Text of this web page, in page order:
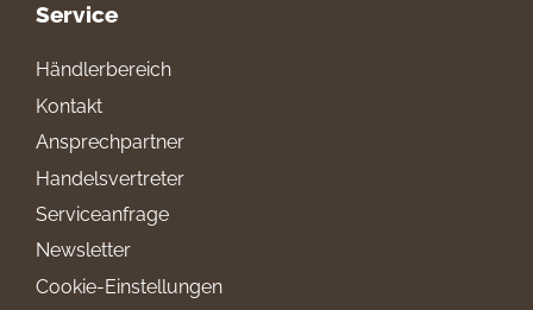
Service
Händlerbereich
Kontakt
Ansprechpartner
Handelsvertreter
Serviceanfrage
Newsletter
Cookie-Einstellungen